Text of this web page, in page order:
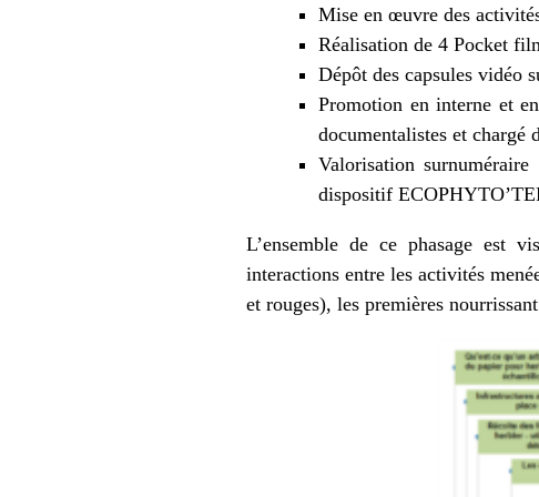
Mise en œuvre des
Réalisation de 4 Pocket
Dépôt des capsules vidéo
Promotion en interne et
documentalistes et chargé
Valorisation
dispositif
L’ensemble de ce phasage est
interactions entre les activités
et rouges), les premières